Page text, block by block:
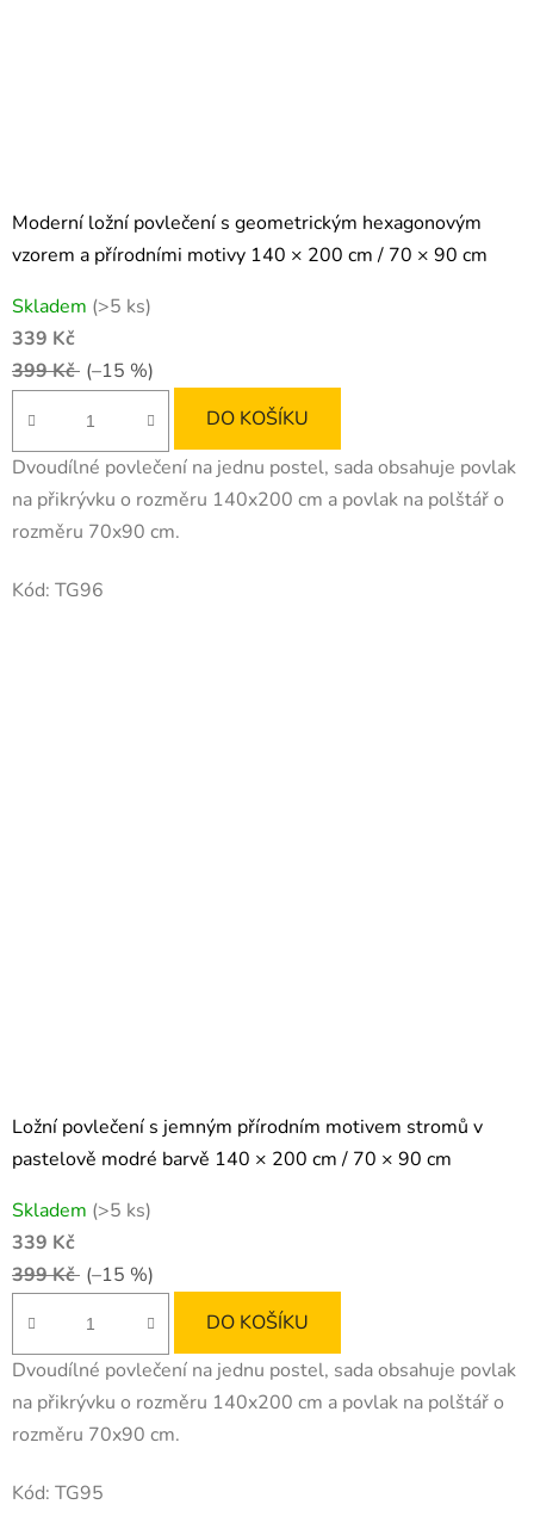
Moderní ložní povlečení s geometrickým hexagonovým
vzorem a přírodními motivy 140 × 200 cm / 70 × 90 cm
Skladem (>5 ks)
339 Kč
399 Kč (–15 %)
DO KOŠÍKU
Dvoudílné povlečení na jednu postel, sada obsahuje povlak
na přikrývku o rozměru 140x200 cm a povlak na polštář o
rozměru 70x90 cm.
Kód: TG96
Ložní povlečení s jemným přírodním motivem stromů v
pastelově modré barvě 140 × 200 cm / 70 × 90 cm
Skladem (>5 ks)
339 Kč
399 Kč (–15 %)
DO KOŠÍKU
Dvoudílné povlečení na jednu postel, sada obsahuje povlak
na přikrývku o rozměru 140x200 cm a povlak na polštář o
rozměru 70x90 cm.
Kód: TG95